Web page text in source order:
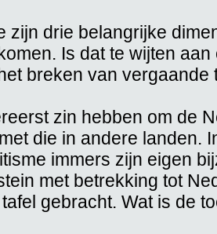
zijn drie belangrijke
Is dat te wijten
breken van vergaande
zin hebben om de
die in andere landen.
immers zijn eigen
met betrekking tot
gebracht. Wat is de